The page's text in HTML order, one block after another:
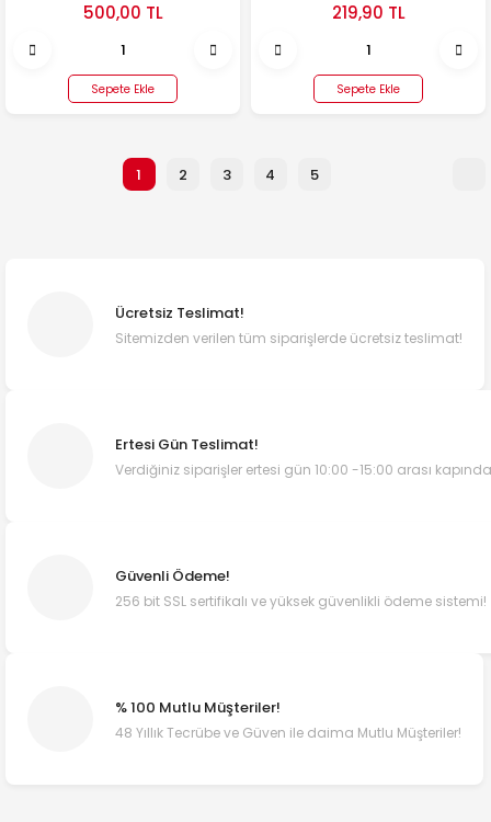
500,00 TL
Sepete Ekle
219,90 TL
Sepete Ekle
1 2 3 4 5
Ücretsiz Teslimat!
Sitemizden verilen tüm siparişlerde ücretsiz teslimat!
Ertesi Gün Teslimat!
Verdiğiniz siparişler ertesi gün 10:00 -15:00 arası
Güvenli Ödeme!
256 bit SSL sertifikalı ve yüksek güvenlikli ödeme sistemi!
% 100 Mutlu Müşteriler!
48 Yıllık Tecrübe ve Güven ile daima Mutlu Müşteriler!